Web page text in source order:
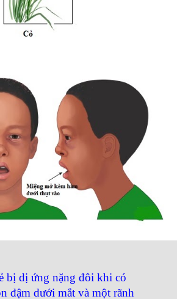
bị dị ứng nặng đôi khi có
đậm dưới mắt và một rãnh